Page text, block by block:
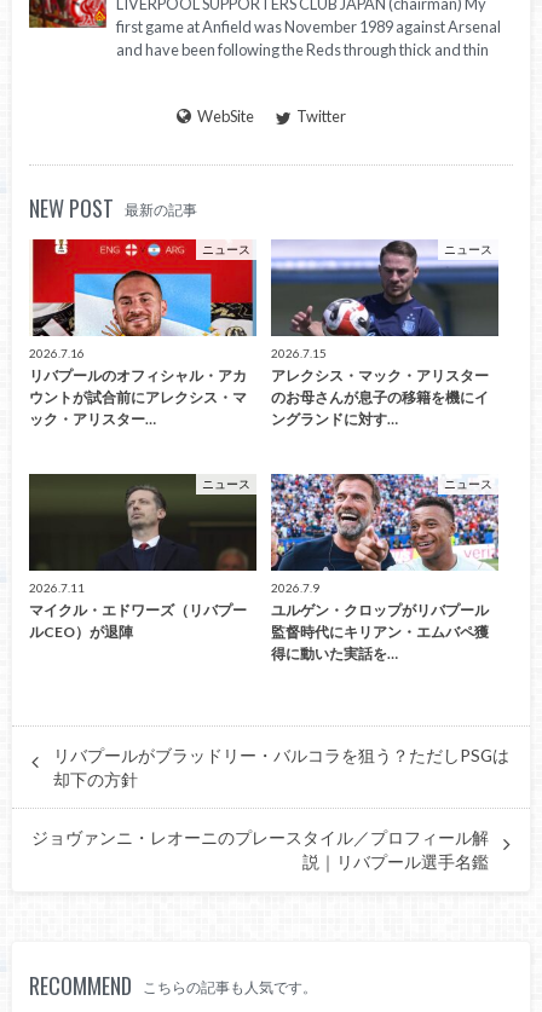
LIVERPOOL SUPPORTERS CLUB JAPAN (chairman) My
first game at Anfield was November 1989 against Arsenal
and have been following the Reds through thick and thin
WebSite Twitter
NEW POST 最新の記事
ニュース
2026.7.16
リバプールのオフィシャル・アカ
ウントが試合前にアレクシス・マ
ック・アリスター…
ニュース
2026.7.15
アレクシス・マック・アリスター
のお母さんが息子の移籍を機にイ
ングランドに対す…
ニュース
2026.7.11
マイクル・エドワーズ（リバプー
ルCEO）が退陣
ニュース
2026.7.9
ユルゲン・クロップがリバプール
監督時代にキリアン・エムバペ獲
得に動いた実話を…
リバプールがブラッドリー・バルコラを狙う？ただしPSGは
却下の方針
ジョヴァンニ・レオーニのプレースタイル／プロフィール解
説｜リバプール選手名鑑
RECOMMEND こちらの記事も人気です。